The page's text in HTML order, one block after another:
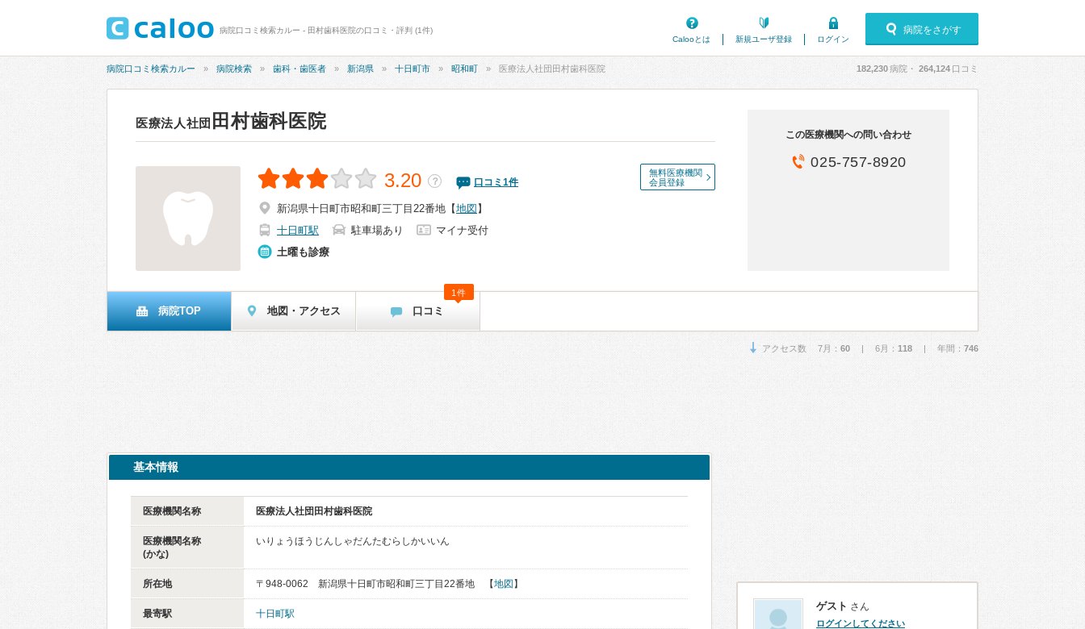
病院口コミ検索カルー - 田村歯科医院の口コミ・評判 (1件)
Calooとは
新規ユーザ登録 ログイン
病院をさがす
病院口コミ検索カルー 病院検索 歯科・歯医者 新潟県 十日町市 昭和町 医療法人社団田村歯科医院 182,230病院・ 264,124 口コミ
医療法人社団 田村歯科医院
無料医療機関
会員登録
3.20 ？ 口コミ 1件
新潟県十日町市昭和町三丁目22番地 【地図 】
十日町駅
駐車場あり
マイナ受付
土曜も診療
この医療機関への問い合わせ
025-757-8920
病院TOP 地図・アクセス 口コミ
1件
アクセス数 7月： 60 | 6月： 118 | 年間： 746
基本情報
医療機関名称 医療法人社団田村歯科医院
医療機関名称
(かな)
いりょうほうじんしゃだんたむらしかいいん
所在地 〒948-0062 新潟県十日町市昭和町三丁目22番地 【地図 】
最寄駅 十日町駅
ゲスト さん
ログインしてください